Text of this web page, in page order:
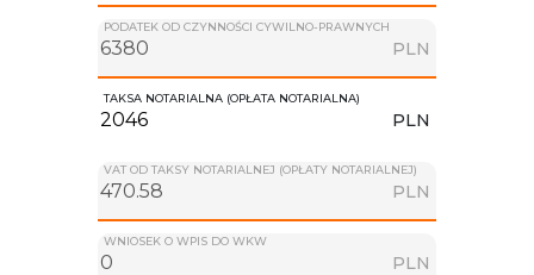
PODATEK OD CZYNNOŚCI CYWILNO-PRAWNYCH
PLN
TAKSA NOTARIALNA (OPŁATA NOTARIALNA)
PLN
VAT OD TAKSY NOTARIALNEJ (OPŁATY NOTARIALNEJ)
PLN
WNIOSEK O WPIS DO WKW
PLN